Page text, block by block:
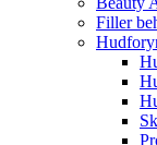
Filler